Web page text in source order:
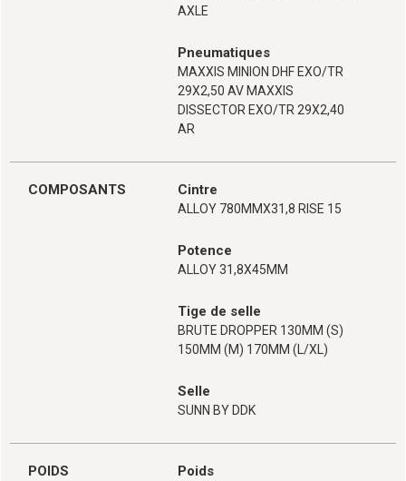
AXLE
Pneumatiques
MAXXIS MINION DHF EXO/TR
29X2,50 AV MAXXIS
DISSECTOR EXO/TR 29X2,40
AR
COMPOSANTS Cintre
ALLOY 780MMX31,8 RISE 15
Potence
ALLOY 31,8X45MM
Tige de selle
BRUTE DROPPER 130MM (S)
150MM (M) 170MM (L/XL)
Selle
SUNN BY DDK
POIDS Poids